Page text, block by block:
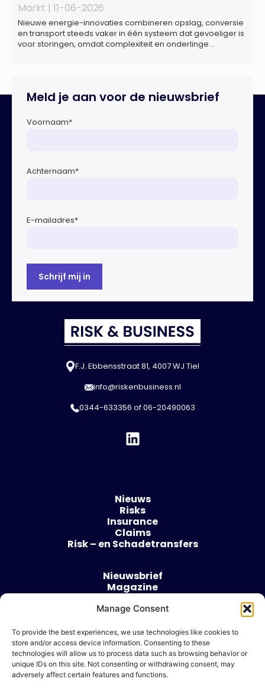
Manage Consent
To provide the best experiences, we use technologies like cookies to
store and/or access device information. Consenting to these
technologies will allow us to process data such as browsing behavior or
unique IDs on this site. Not consenting or withdrawing consent, may
adversely affect certain features and functions.
Markt | 11-06-2026
Nieuwe energie-innovaties combineren opslag, conversie
en transport steeds vaker in één systeem dat gevoeliger is
voor storingen, omdat complexiteit en onderlinge
energiesysteem. Het betreft systemen waarbij elektriciteit
Meld je aan voor de nieuwsbrief
Voornaam*
Achternaam*
E-mailadres*
F.J. Ebbensstraat 81, 4007 WJ Tiel
info@riskenbusiness.nl
0344-633356 of06-20490063
Nieuws
Risks
Insurance
Claims
Risk – en Schadetransfers
Nieuwsbrief
Magazine
Over
Algemene voorwaarden
Cookie beleid